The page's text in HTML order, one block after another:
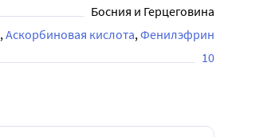
Босния и Герцеговина
Аскорбиновая кислота Фенилэфрин
10